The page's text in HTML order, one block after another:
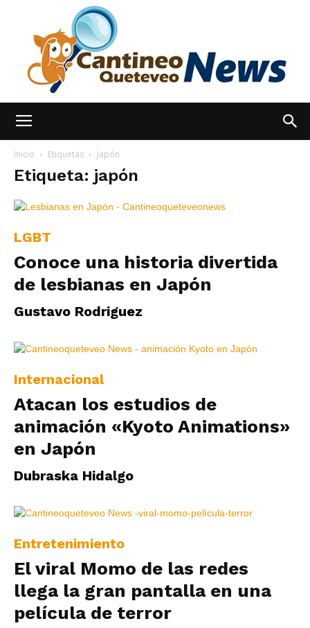
hoy
|
Inicio Etiquetas Japón
Etiqueta: japón
LGBT
Conoce una historia divertida
de lesbianas en Japón
Gustavo Rodriguez
Internacional
Atacan los estudios de
animación «Kyoto Animations»
en Japón
Dubraska Hidalgo
Entretenimiento
El viral Momo de las redes
llega la gran pantalla en una
película de terror